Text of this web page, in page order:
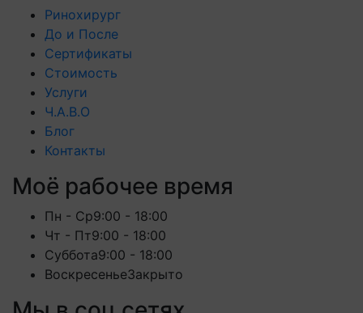
Ринохирург
До и После
Сертификаты
Стоимость
Услуги
Ч.А.В.О
Блог
Контакты
Моё рабочее время
Пн - Ср9:00 - 18:00
Чт - Пт9:00 - 18:00
Суббота9:00 - 18:00
ВоскресеньеЗакрыто